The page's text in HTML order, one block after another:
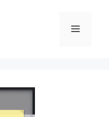
메